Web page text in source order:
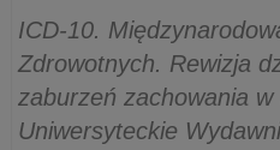
ICD-10.
Zdrowotnych. Rewizja
zaburzeń zachowania
Uniwersyteckie